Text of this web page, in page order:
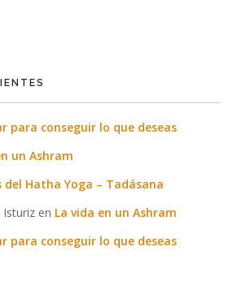
para conseguir lo que deseas
un Ashram
del Hatha Yoga – Tadásana
Isturiz en La vida en un Ashram
para conseguir lo que deseas